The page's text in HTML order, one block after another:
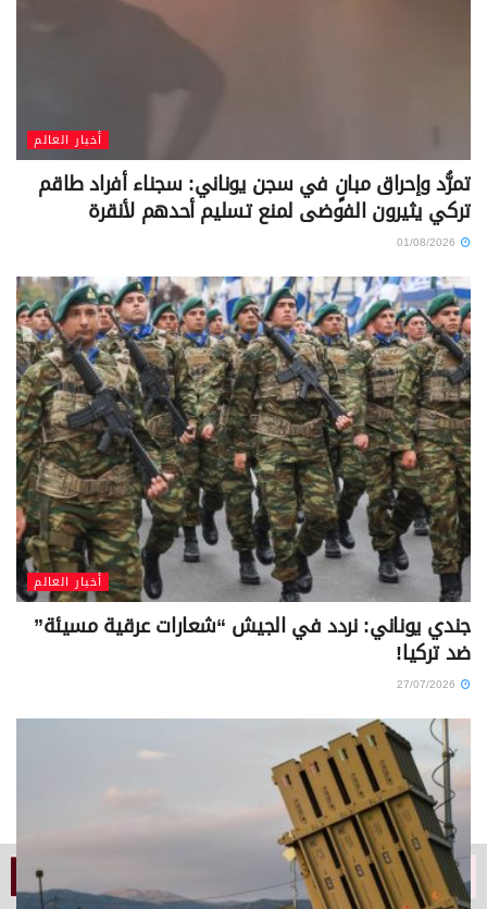
أخبار العالم
تمرُّد وإحراق مبانٍ في سجن يوناني: سجناء أفراد طاقم
تركي يثيرون الفوضى لمنع تسليم أحدهم لأنقرة
أخبار العالم
جندي يوناني: نردد في الجيش “شعارات عرقية مسيئة”
ضد تركيا!